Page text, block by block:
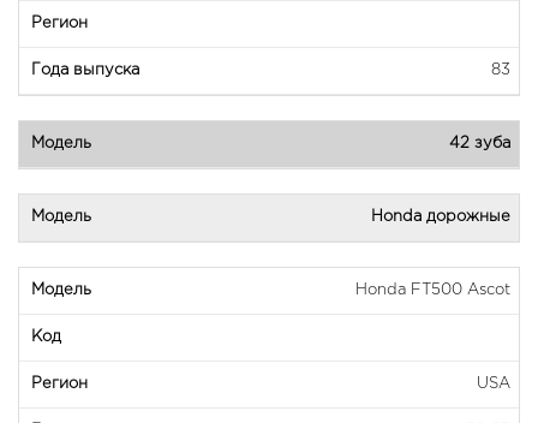
83
42 зуба
Honda дорожные
Honda FT500 Ascot
USA